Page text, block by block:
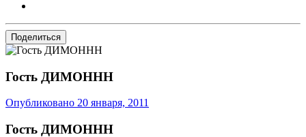
Поделиться
Гость ДИМОННН
Опубликовано 20 января, 2011
Гость ДИМОННН